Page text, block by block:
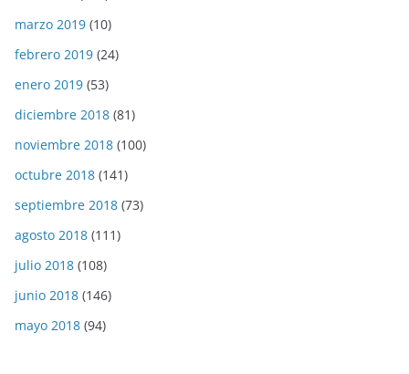
marzo 2019 (10)
febrero 2019 (24)
enero 2019 (53)
diciembre 2018 (81)
noviembre 2018 (100)
octubre 2018 (141)
septiembre 2018 (73)
agosto 2018 (111)
julio 2018 (108)
junio 2018 (146)
mayo 2018 (94)